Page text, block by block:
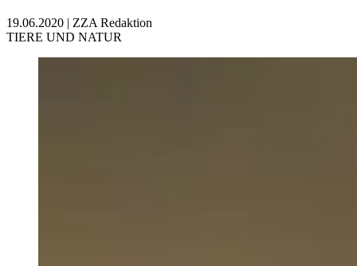
19.06.2020 | ZZA Redaktion
TIERE UND NATUR